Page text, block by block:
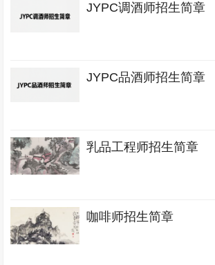
JYPC调酒师招生简章
JYPC品酒师招生简章
乳品工程师招生简章
咖啡师招生简章